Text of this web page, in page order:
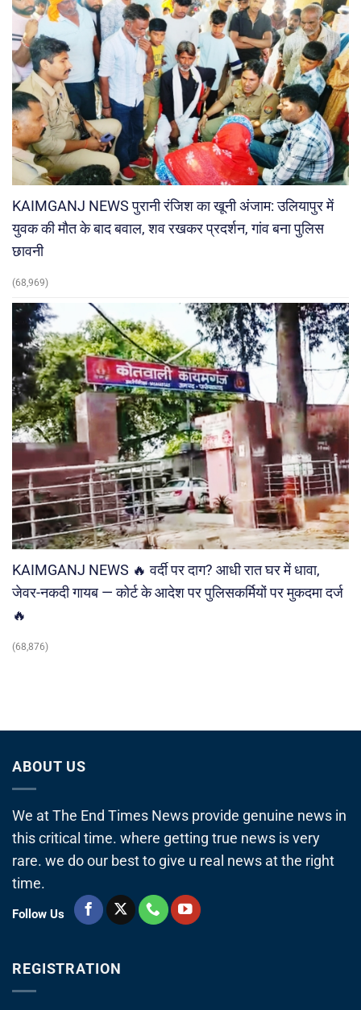
KAIMGANJ NEWS पुरानी रंजिश का खूनी अंजाम: उलियापुर में
युवक की मौत के बाद बवाल, शव रखकर प्रदर्शन, गांव बना पुलिस
छावनी
(68,969)
KAIMGANJ NEWS 🔥 वर्दी पर दाग? आधी रात घर में धावा,
जेवर-नकदी गायब — कोर्ट के आदेश पर पुलिसकर्मियों पर मुकदमा दर्ज
🔥
(68,876)
ABOUT US
We at The End Times News provide genuine news in
this critical time. where getting true news is very
rare. we do our best to give u real news at the right
time.
Follow Us
REGISTRATION